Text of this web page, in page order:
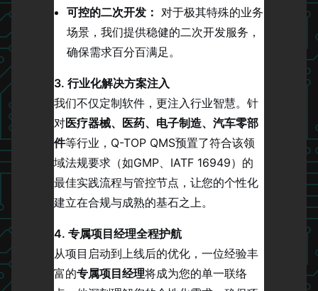
可控的二次开发： 对于极其特殊的业务
场景，我们提供稳健的二次开发服务，
确保需求百分百满足。
3. 行业化解决方案注入
我们不仅定制软件，更注入行业智慧。针
对医疗器械、医药、电子制造、汽车零部
件等行业，Q-TOP QMS预置了符合该领
域法规要求（如GMP、IATF 16949）的
最佳实践流程与管控节点，让您的个性化
建立在合规与成熟的基石之上。
4. 专属项目经理全程护航
从项目启动到上线后的优化，一位经验丰
富的专属项目经理将成为您的单一联络